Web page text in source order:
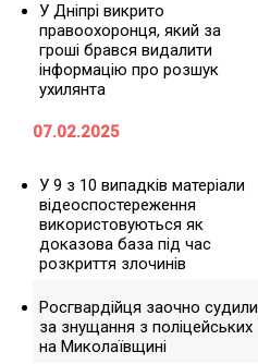
У Дніпрі викрито
правоохоронця, який за
гроші брався видалити
інформацію про розшук
ухилянта
07.02.2025
У 9 з 10 випадків матеріали
відеоспостереження
використовуються як
доказова база під час
розкриття злочинів
Росгвардійця заочно судили
за знущання з поліцейських
на Миколаївщині